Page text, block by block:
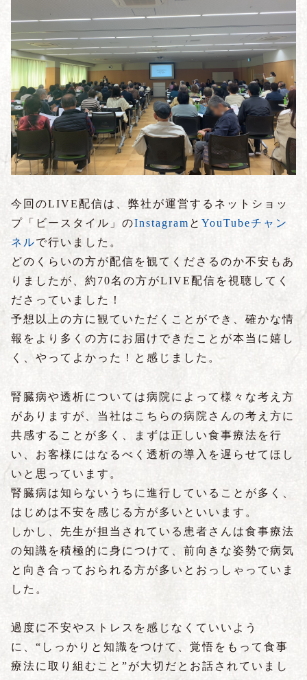
今回のLIVE配信は、弊社が運営するネットショッ
プ「ビースタイル」のInstagramと YouTubeチャン
ネルで行いました。
どのくらいの方が配信を観てくださるのか不安もあ
りましたが、約70名の方がLIVE配信を視聴してく
ださっていました！
予想以上の方に観ていただくことができ、確かな情
報をより多くの方にお届けできたことが本当に嬉し
く、やってよかった！と感じました。
腎臓病や透析については病院によって様々な考え方
がありますが、当社はこちらの病院さんの考え方に
共感することが多く、まずは正しい食事療法を行
い、お客様にはなるべく透析の導入を遅らせてほし
いと思っています。
腎臓病は知らないうちに進行していることが多く、
はじめは不安を感じる方が多いといいます。
しかし、先生が担当されている患者さんは食事療法
の知識を積極的に身につけて、前向きな姿勢で病気
と向き合っておられる方が多いとおっしゃっていま
した。
過度に不安やストレスを感じなくていいよう
に、“しっかりと知識をつけて、覚悟をもって食事
療法に取り組むこと”が大切だとお話されていまし